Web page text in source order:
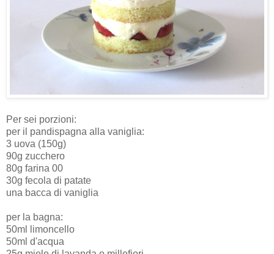
Per sei porzioni:
per il pandispagna alla vaniglia:
3 uova (150g)
90g zucchero
80g farina 00
30g fecola di patate
una bacca di vaniglia
per la bagna:
50ml limoncello
50ml d'acqua